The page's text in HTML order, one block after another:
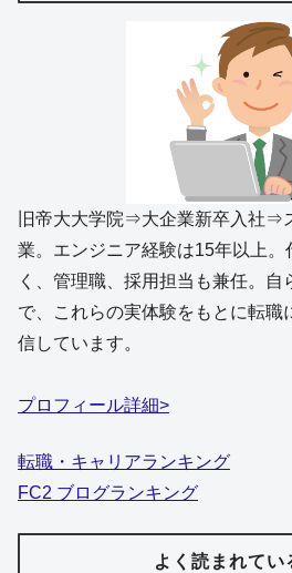
旧帝大大学院⇒大企業新卒入社⇒
業。エンジニア経験は15年以上。
く、管理職、採用担当も兼任。自
で、これらの実体験をもとに転職
信しています。
プロフィール詳細>
転職・キャリアランキング
FC2 ブログランキング
よく読まれてい